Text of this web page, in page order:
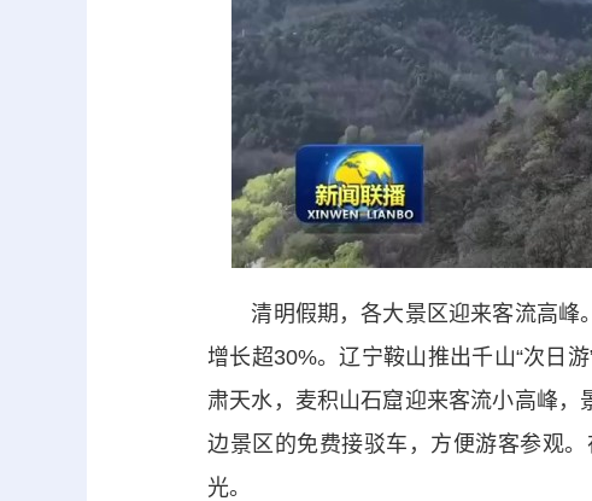
清明假期，各大景区迎来客流高峰
增长超30%。辽宁鞍山推出千山“次日
肃天水，麦积山石窟迎来客流小高峰
边景区的免费接驳车，方便游客参观
光。